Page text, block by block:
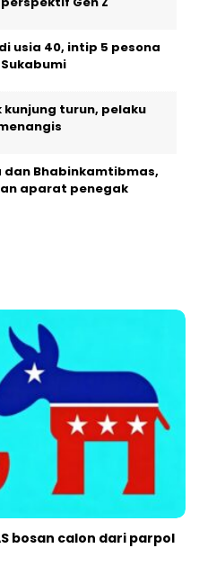
usia 40, intip 5 pesona
turun, pelaku
dan Bhabinkamtibmas,
aparat penegak
bosan calon dari parpol